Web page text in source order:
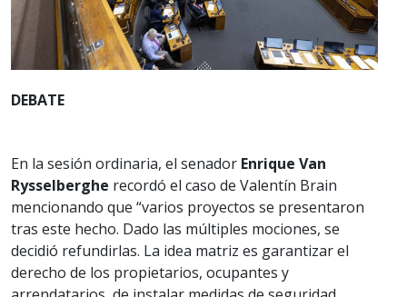
DEBATE
En la sesión ordinaria, el senador Enrique Van
Rysselberghe recordó el caso de Valentín Brain
mencionando que “varios proyectos se presentaron
tras este hecho. Dado las múltiples mociones, se
decidió refundirlas. La idea matriz es garantizar el
derecho de los propietarios, ocupantes y